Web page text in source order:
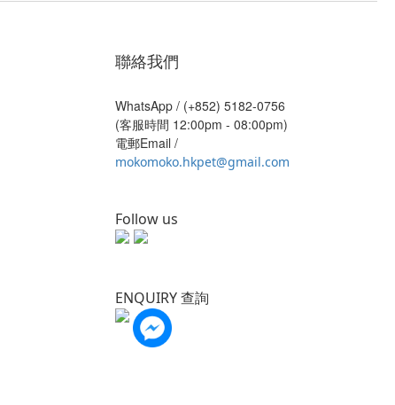
聯絡我們
WhatsApp / (+852) 5182-0756
(客服時間 12:00pm - 08:00pm)
電郵Email /
mokomoko.hkpet@gmail.com
Follow us
ENQUIRY 查詢